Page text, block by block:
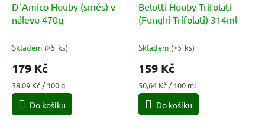
D´Amico Houby (směs) v
nálevu 470g
Skladem (>5 ks)
179 Kč
Měrná
cena:
38,09 Kč / 100 g
Do košíku
Belotti Houby Trifolati
(Funghi Trifolati) 314ml
Skladem (>5 ks)
159 Kč
Měrná
cena:
50,64 Kč / 100 ml
Do košíku